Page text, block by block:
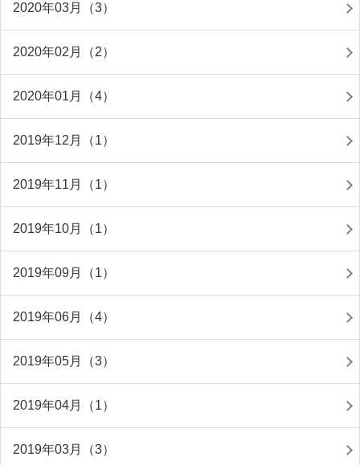
2020年03月（3）
2020年02月（2）
2020年01月（4）
2019年12月（1）
2019年11月（1）
2019年10月（1）
2019年09月（1）
2019年06月（4）
2019年05月（3）
2019年04月（1）
2019年03月（3）